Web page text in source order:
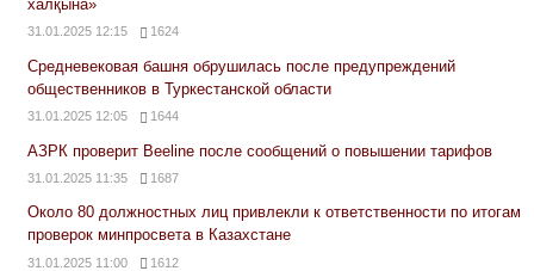
халқына»
31.01.2025 12:15 1624
Средневековая башня обрушилась после предупреждений
общественников в Туркестанской области
31.01.2025 12:05 1644
АЗРК проверит Beeline после сообщений о повышении тарифов
31.01.2025 11:35 1687
Около 80 должностных лиц привлекли к ответственности по итогам
проверок минпросвета в Казахстане
31.01.2025 11:00 1612